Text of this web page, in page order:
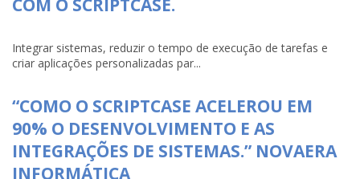
COM O SCRIPTCASE.
Integrar sistemas, reduzir o tempo de execução de tarefas e
criar aplicações personalizadas par...
“COMO O SCRIPTCASE ACELEROU EM
90% O DESENVOLVIMENTO E AS
INTEGRAÇÕES DE SISTEMAS.” NOVAERA
INFORMÁTICA